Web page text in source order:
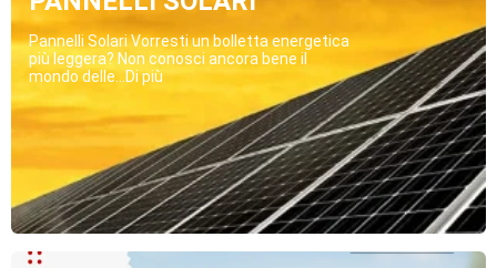
Pannelli Solari Vorresti un bolletta energetica
più leggera? Non conosci ancora bene il
mondo delle...Di più